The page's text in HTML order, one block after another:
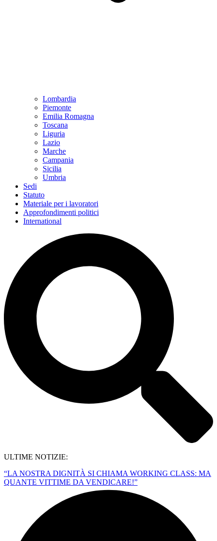
Lombardia
Piemonte
Emilia Romagna
Toscana
Liguria
Lazio
Marche
Campania
Sicilia
Umbria
Sedi
Statuto
Materiale per i lavoratori
Approfondimenti politici
International
ULTIME NOTIZIE:
“LA NOSTRA DIGNITÀ SI CHIAMA WORKING CLASS: MA
QUANTE VITTIME DA VENDICARE!”